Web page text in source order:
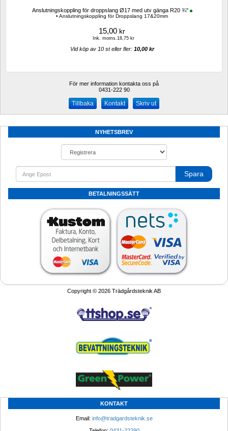
Anslutningskoppling för droppslang Ø17 med utv gänga R20 ¾"
• Anslutningskoppling för Droppslang 17&20mm
15,00 kr
Ink. moms.18,75 kr
Vid köp av 10 st eller fler: 10,00 kr
För mer information kontakta oss på
0431-222 90
Kontakt Skriv ut
NYHETSBREV
Spara
BETALNINGSSÄTT
Copyright © 2026 Trädgårdsteknik AB
KONTAKT
Email: info@tradgardsteknik.se